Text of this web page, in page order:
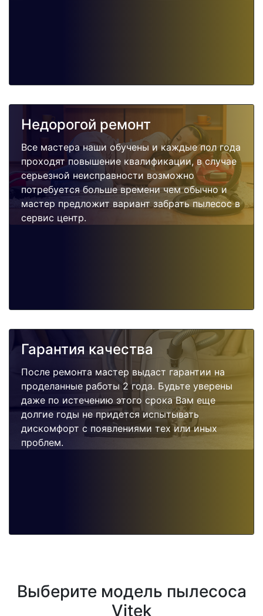
Недорогой ремонт
Все мастера наши обучены и каждые пол года
проходят повышение квалификации, в случае
серьезной неисправности возможно
потребуется больше времени чем обычно и
мастер предложит вариант забрать пылесос в
сервис центр.
Гарантия качества
После ремонта мастер выдаст гарантии на
проделанные работы 2 года. Будьте уверены
даже по истечению этого срока Вам еще
долгие годы не придется испытывать
дискомфорт с появлениями тех или иных
проблем.
Выберите модель пылесоса
Vitek